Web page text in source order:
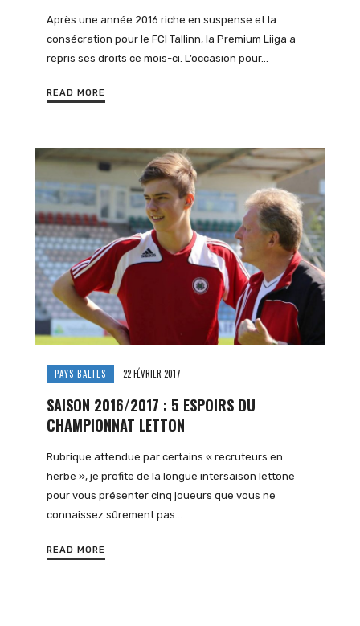
Après une année 2016 riche en suspense et la
consécration pour le FCI Tallinn, la Premium Liiga a
repris ses droits ce mois-ci. L’occasion pour…
READ MORE
PAYS BALTES 22 FÉVRIER 2017
SAISON 2016/2017 : 5 ESPOIRS DU
CHAMPIONNAT LETTON
Rubrique attendue par certains « recruteurs en
herbe », je profite de la longue intersaison lettone
pour vous présenter cinq joueurs que vous ne
connaissez sûrement pas…
READ MORE